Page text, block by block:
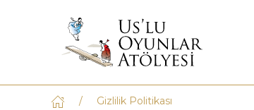
Gizlilik Politikası